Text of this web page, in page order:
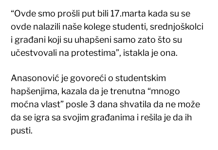
“Ovde smo prošli put bili 17.marta kada su se
ovde nalazili naše kolege studenti, srednjoškolci
i građani koji su uhapšeni samo zato što su
učestvovali na protestima”, istakla je ona.
Anasonović je govoreći o studentskim
hapšenjima, kazala da je trenutna “mnogo
moćna vlast” posle 3 dana shvatila da ne može
da se igra sa svojim građanima i rešila je da ih
pusti.